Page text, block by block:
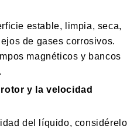
estable, limpia, seca,
de gases corrosivos.
magnéticos y bancos
y la velocidad
del líquido, considérelo